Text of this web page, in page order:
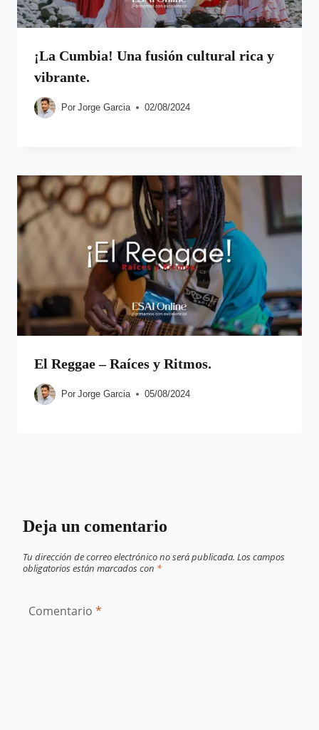
¡La Cumbia! Una fusión cultural rica y
vibrante.
Por Jorge Garcia 02/08/2024
El Reggae – Raíces y Ritmos.
Por Jorge Garcia 05/08/2024
Deja un comentario
Tu dirección de correo electrónico no será publicada. Los campos
obligatorios están marcados con *
Comentario *